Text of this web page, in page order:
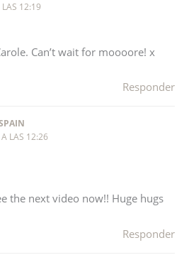
12:19
Can’t wait for moooore! x
Responder
LAS 12:26
the next video now!! Huge hugs
Responder